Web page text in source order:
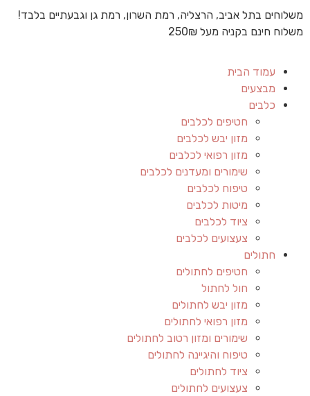
משלוחים בתל אביב, הרצליה, רמת השרון, רמת גן וגבעתיים בלבד!
משלוח חינם בקניה מעל 250₪
עמוד הבית
מבצעים
כלבים
חטיפים לכלבים
מזון יבש לכלבים
מזון רפואי לכלבים
שימורים ומעדנים לכלבים
טיפוח לכלבים
מיטות לכלבים
ציוד לכלבים
צעצועים לכלבים
חתולים
חטיפים לחתולים
חול לחתול
מזון יבש לחתולים
מזון רפואי לחתולים
שימורים ומזון רטוב לחתולים
טיפוח והיגיינה לחתולים
ציוד לחתולים
צעצועים לחתולים